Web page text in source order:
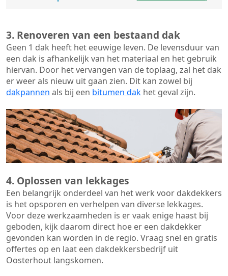
3. Renoveren van een bestaand dak
Geen 1 dak heeft het eeuwige leven. De levensduur van
een dak is afhankelijk van het materiaal en het gebruik
hiervan. Door het vervangen van de toplaag, zal het dak
er weer als nieuw uit gaan zien. Dit kan zowel bij
dakpannen als bij een bitumen dak het geval zijn.
4. Oplossen van lekkages
Een belangrijk onderdeel van het werk voor dakdekkers
is het opsporen en verhelpen van diverse lekkages.
Voor deze werkzaamheden is er vaak enige haast bij
geboden, kijk daarom direct hoe er een dakdekker
gevonden kan worden in de regio. Vraag snel en gratis
offertes op en laat een dakdekkersbedrijf uit
Oosterhout langskomen.